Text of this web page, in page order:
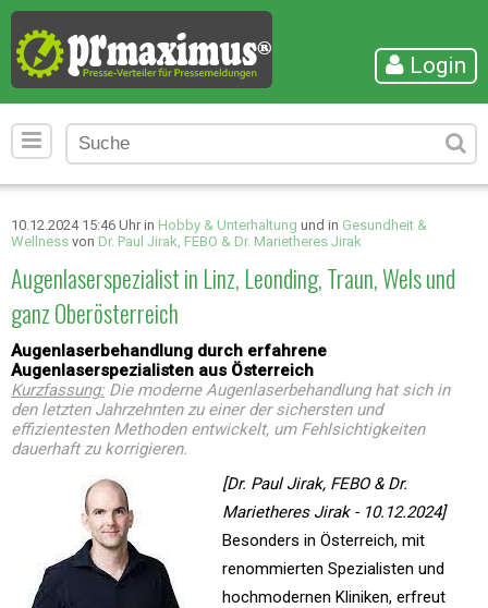
Login
10.12.2024 15:46 Uhr in Hobby & Unterhaltung und in Gesundheit &
Wellness von Dr. Paul Jirak, FEBO & Dr. Marietheres Jirak
Augenlaserspezialist in Linz, Leonding, Traun, Wels und
ganz Oberösterreich
Augenlaserbehandlung durch erfahrene
Augenlaserspezialisten aus Österreich
Kurzfassung:Die moderne Augenlaserbehandlung hat sich in
den letzten Jahrzehnten zu einer der sichersten und
effizientesten Methoden entwickelt, um Fehlsichtigkeiten
dauerhaft zu korrigieren.
[Dr. Paul Jirak, FEBO & Dr.
Marietheres Jirak - 10.12.2024]
Besonders in Österreich, mit
renommierten Spezialisten und
hochmodernen Kliniken, erfreut